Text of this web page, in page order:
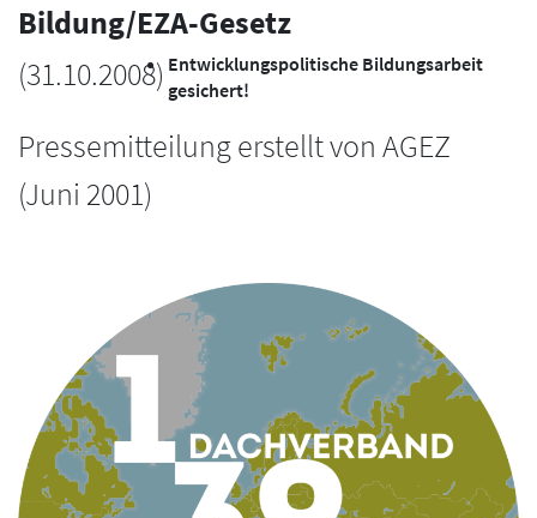
Bildung/EZA-Gesetz
(31.10.2008) Entwicklungspolitische Bildungsarbeit
gesichert!
Pressemitteilung erstellt von AGEZ
(Juni 2001)